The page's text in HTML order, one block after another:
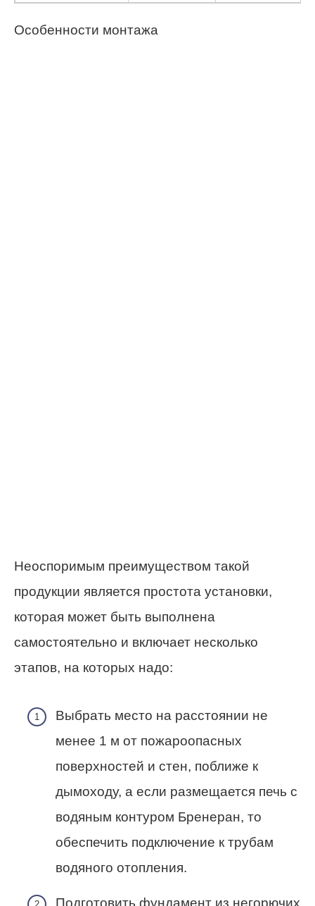
Особенности монтажа
Неоспоримым преимуществом такой
продукции является простота установки,
которая может быть выполнена
самостоятельно и включает несколько
этапов, на которых надо:
Выбрать место на расстоянии не
менее 1 м от пожароопасных
поверхностей и стен, поближе к
дымоходу, а если размещается печь с
водяным контуром Бренеран, то
обеспечить подключение к трубам
водяного отопления.
Подготовить фундамент из негорючих